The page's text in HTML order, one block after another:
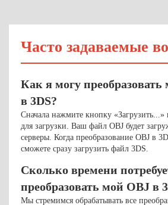
Часто задаваемые
Как я могу
в 3DS?
Сначала нажмите кнопку
для загрузки. Ваш файл OBJ будет
серверы. Когда преобразование OBJ в
сможете сразу загрузить файл 3DS.
Сколько времени
преобразовать мой OBJ в
Мы стремимся обрабатывать все